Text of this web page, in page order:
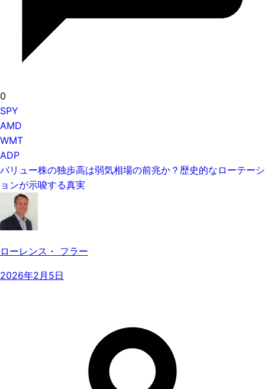
0
SPY
AMD
WMT
ADP
バリュー株の独歩高は弱気相場の前兆か？歴史的なローテーシ
ョンが示唆する真実
ローレンス・ フラー
2026年2月5日